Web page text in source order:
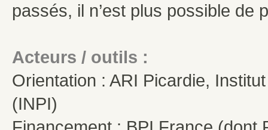
passés, il n’est plus possible de
Acteurs / outils :
Orientation : ARI Picardie,
(INPI)